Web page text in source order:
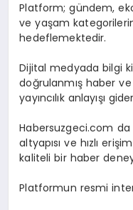
Platform; gündem,
ve yaşam
hedeflemektedir.
Dijital medyada bilgi
doğrulanmış haber ve
yayıncılık anlayışı
Habersuzgeci.com
altyapısı ve hızlı
kaliteli bir haber
Platformun resmi